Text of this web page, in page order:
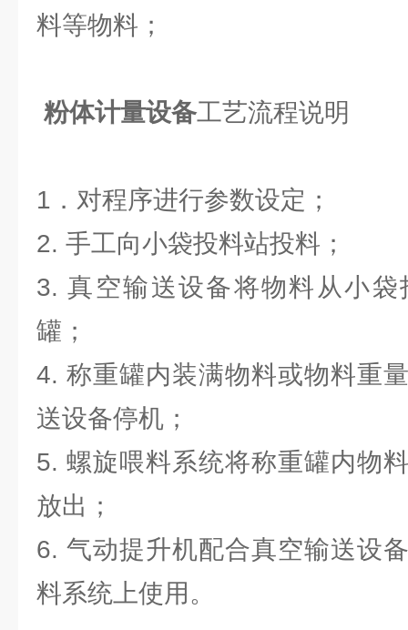
料等物料；
粉体计量设备工艺流程说明
1．对程序进行参数设定；
2. 手工向小袋投料站投料；
3. 真空输送设备将物料从小
罐；
4. 称重罐内装满物料或物料重
送设备停机；
5. 螺旋喂料系统将称重罐内物
放出；
6. 气动提升机配合真空输送设
料系统上使用。